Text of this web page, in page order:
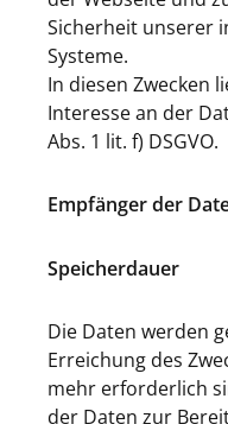
Sicherheit unserer
Systeme.
In diesen Zwecken
Interesse an der
Abs. 1 lit. f) DSGVO.
Empfänger der
Speicherdauer
Die Daten werden
Erreichung des
mehr erforderlich
der Daten zur